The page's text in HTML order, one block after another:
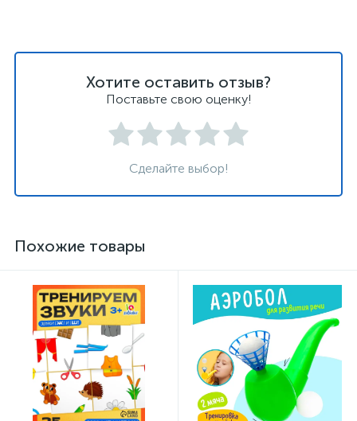
Хотите оставить отзыв?
Поставьте свою оценку!
Сделайте выбор!
Похожие товары